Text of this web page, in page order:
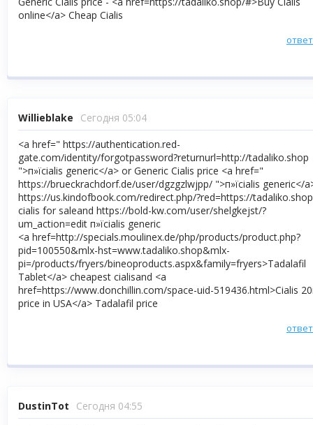
online</a> Cheap Cialis
Willieblake
Сегодня 05:04
<a href=" https://authentication.red-
gate.com/identity/forgotpassword?returnurl=http://tadaliko.shop
">п»їcialis generic</a> or Generic Cialis price <a href="
https://brueckrachdorf.de/user/dgzgzlwjpp/ ">п»їcialis generic</
https://us.kindofbook.com/redirect.php/?red=https://tadaliko.shop
cialis for saleand https://bold-kw.com/user/shelgkejst/?
um_action=edit п»їcialis generic
<a href=http://specials.moulinex.de/php/products/product.php?
pid=100550&mlx-hst=www.tadaliko.shop&mlx-
pi=/products/fryers/bineoproducts.aspx&family=fryers>Tadalafil
Tablet</a> cheapest cialisand <a
href=https://www.donchillin.com/space-uid-519436.html>Cialis
price in USA</a> Tadalafil price
DustinTot
Сегодня 04:55